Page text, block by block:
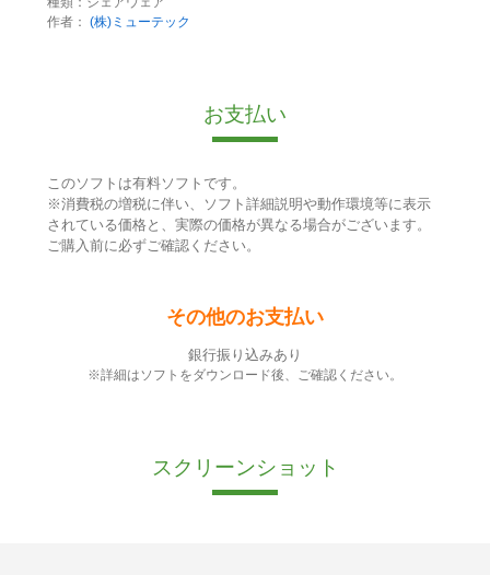
作者： (株)ミューテック
お支払い
このソフトは有料ソフトです。
※消費税の増税に伴い、ソフト詳細説明や動作環境等に表示
されている価格と、実際の価格が異なる場合がございます。
ご購入前に必ずご確認ください。
その他のお支払い
銀行振り込みあり
※詳細はソフトをダウンロード後、ご確認ください。
スクリーンショット